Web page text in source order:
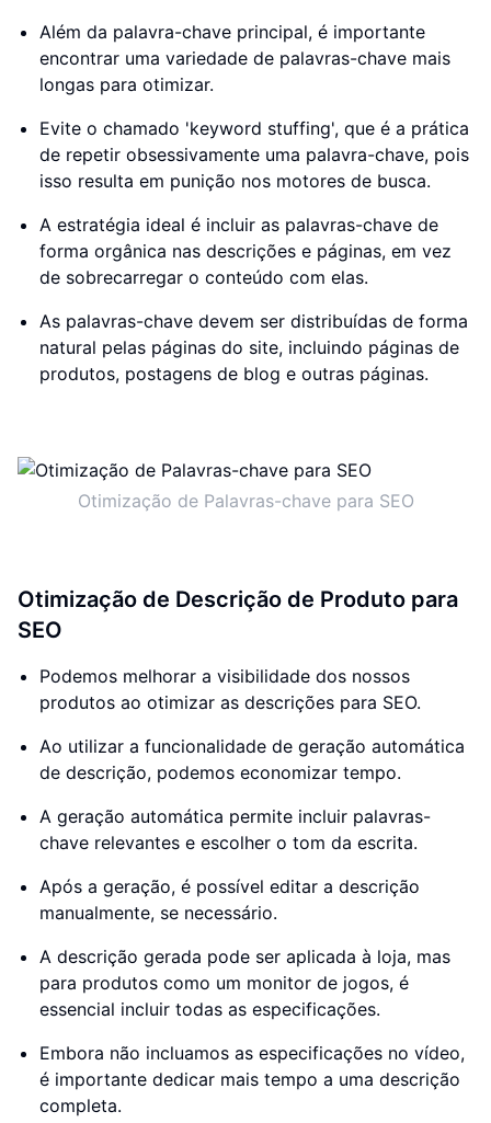
Além da palavra-chave principal, é importante
encontrar uma variedade de palavras-chave mais
longas para otimizar.
Evite o chamado 'keyword stuffing', que é a prática
de repetir obsessivamente uma palavra-chave, pois
isso resulta em punição nos motores de busca.
A estratégia ideal é incluir as palavras-chave de
forma orgânica nas descrições e páginas, em vez
de sobrecarregar o conteúdo com elas.
As palavras-chave devem ser distribuídas de forma
natural pelas páginas do site, incluindo páginas de
produtos, postagens de blog e outras páginas.
Otimização de Palavras-chave para SEO
Otimização de Descrição de Produto para
SEO
Podemos melhorar a visibilidade dos nossos
produtos ao otimizar as descrições para SEO.
Ao utilizar a funcionalidade de geração automática
de descrição, podemos economizar tempo.
A geração automática permite incluir palavras-
chave relevantes e escolher o tom da escrita.
Após a geração, é possível editar a descrição
manualmente, se necessário.
A descrição gerada pode ser aplicada à loja, mas
para produtos como um monitor de jogos, é
essencial incluir todas as especificações.
Embora não incluamos as especificações no vídeo,
é importante dedicar mais tempo a uma descrição
completa.